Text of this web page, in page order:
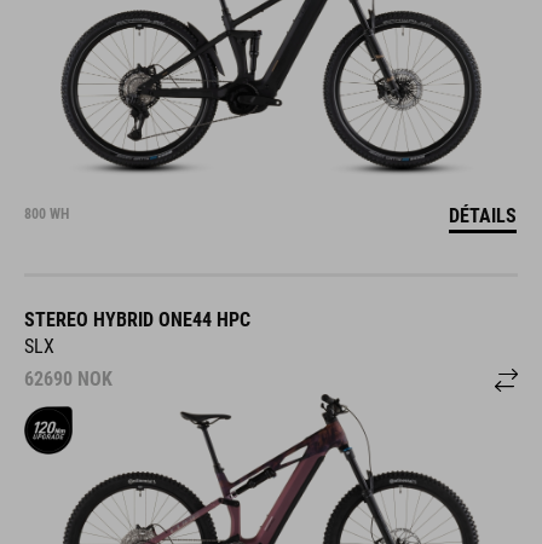
800 WH DÉTAILS
STEREO HYBRID ONE44 HPC
SLX
62690 NOK